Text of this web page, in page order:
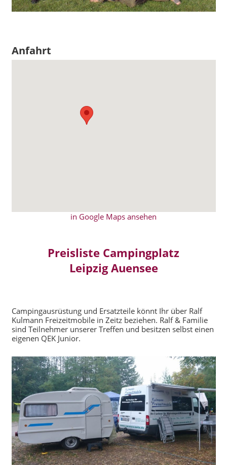
Anfahrt
in Google Maps ansehen
Preisliste Campingplatz
Leipzig Auensee
Campingausrüstung und Ersatzteile könnt Ihr über Ralf
Kulmann Freizeitmobile in Zeitz beziehen. Ralf & Familie
sind Teilnehmer unserer Treffen und besitzen selbst einen
eigenen QEK Junior.